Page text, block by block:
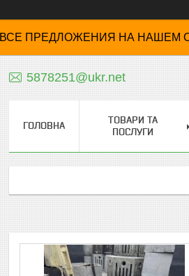
ВСЕ ПРЕДЛОЖЕНИЯ НА НАШЕМ
5878251@ukr.net
ГОЛОВНА
ТОВАРИ ТА
ПОСЛУГИ